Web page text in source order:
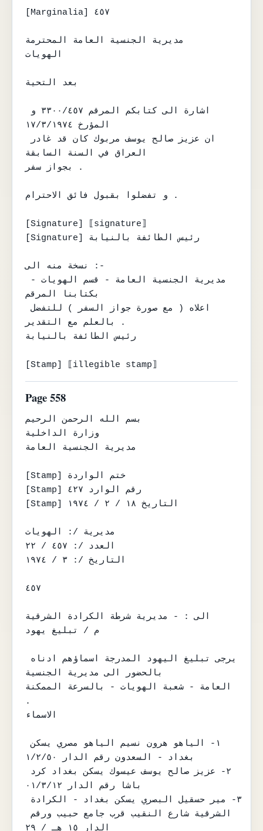
[Marginalia] ٤٥٧
مديرية الجنسية العامة المحترمة
الهويات
بعد التحية
المؤرخ ١٧/٣/١٩٧٤
العراق في السنة السابقة
بجواز سفر .
و تفضلوا بقبول فائق الاحترام .
[Signature] ⟦signature⟧
[Signature] رئيس الطائفة بالنيابة
نسخة منه الى :-
بكتابنا المرقم
اعلاه ( مع صورة جواز السفر ) للتفضل
بالعلم مع التقدير .
رئيس الطائفة بالنيابة
[Stamp] ⟦illegible stamp⟧
Page 558
بسم الله الرحمن الرحيم
وزارة الداخلية
مديرية الجنسية العامة
[Stamp] ختم الواردة
[Stamp] رقم الوارد ٤٢٧
[Stamp] التاريخ ١٨ / ٢ / ١٩٧٤
مديرية /: الهويات
العدد /: ٤٥٧ / ٢٢
التاريخ /: ٣ / ١٩٧٤
٤٥٧
الى : - مديرية شرطة الكرادة الشرقية
م / تبليغ يهود
بالحضور الى مديرية الجنسية
العامة - شعبة الهويات - بالسرعة الممكنة
.
الاسماء
١- الياهو هرون نسيم الياهو مصري يسكن
بغداد - السعدون رقم الدار ١/٢/٥٠
باشا رقم الدار ٠١/٣/١٢
الشرقية شارع النقيب قرب جامع حبيب ورقم
الدار ١٥ هـ / ٢٩